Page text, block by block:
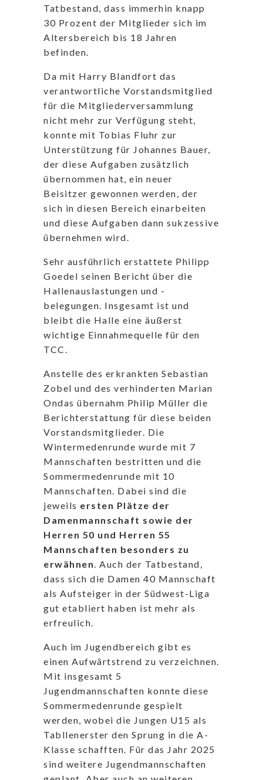
Tatbestand, dass immerhin knapp
30 Prozent der Mitglieder sich im
Altersbereich bis 18 Jahren
befinden.
Da mit Harry Blandfort das
verantwortliche Vorstandsmitglied
für die Mitgliederversammlung
nicht mehr zur Verfügung steht,
konnte mit Tobias Fluhr zur
Unterstützung für Johannes Bauer,
der diese Aufgaben zusätzlich
übernommen hat, ein neuer
Beisitzer gewonnen werden, der
sich in diesen Bereich einarbeiten
und diese Aufgaben dann sukzessive
übernehmen wird.
Sehr ausführlich erstattete Philipp
Goedel seinen Bericht über die
Hallenauslastungen und -
belegungen. Insgesamt ist und
bleibt die Halle eine äußerst
wichtige Einnahmequelle für den
TCC.
Anstelle des erkrankten Sebastian
Zobel und des verhinderten Marian
Ondas übernahm Philip Müller die
Berichterstattung für diese beiden
Vorstandsmitglieder. Die
Wintermedenrunde wurde mit 7
Mannschaften bestritten und die
Sommermedenrunde mit 10
Mannschaften. Dabei sind die
jeweils ersten Plätze der
Damenmannschaft sowie der
Herren 50 und Herren 55
Mannschaften besonders zu
erwähnen. Auch der Tatbestand,
dass sich die Damen 40 Mannschaft
als Aufsteiger in der Südwest-Liga
gut etabliert haben ist mehr als
erfreulich.
Auch im Jugendbereich gibt es
einen Aufwärtstrend zu verzeichnen.
Mit insgesamt 5
Jugendmannschaften konnte diese
Sommermedenrunde gespielt
werden, wobei die Jungen U15 als
Tabllenerster den Sprung in die A-
Klasse schafften. Für das Jahr 2025
sind weitere Jugendmannschaften